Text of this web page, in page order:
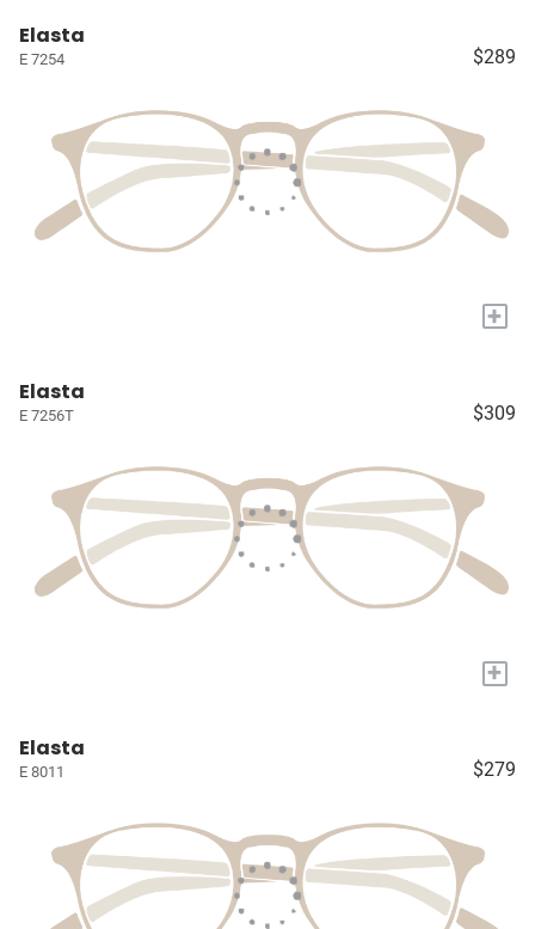
Elasta
E 7254 $289
+
Elasta
E 7256T $309
+
Elasta
E 8011 $279